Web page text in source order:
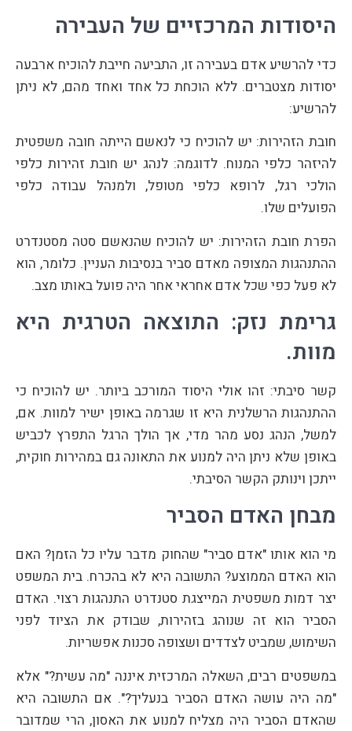
היסודות המרכזיים של העבירה
כדי להרשיע אדם בעבירה זו, התביעה חייבת להוכיח ארבעה
יסודות מצטברים. ללא הוכחת כל אחד ואחד מהם, לא ניתן
להרשיע:
חובת הזהירות: יש להוכיח כי לנאשם הייתה חובה משפטית
להיזהר כלפי המנוח. לדוגמה: לנהג יש חובת זהירות כלפי
הולכי רגל, לרופא כלפי מטופל, ולמנהל עבודה כלפי
הפועלים שלו.
הפרת חובת הזהירות: יש להוכיח שהנאשם סטה מסטנדרט
ההתנהגות המצופה מאדם סביר בנסיבות העניין. כלומר, הוא
לא פעל כפי שכל אדם אחראי אחר היה פועל באותו מצב.
גרימת נזק: התוצאה הטרגית היא
מוות.
קשר סיבתי: זהו אולי היסוד המורכב ביותר. יש להוכיח כי
ההתנהגות הרשלנית היא זו שגרמה באופן ישיר למוות. אם,
למשל, הנהג נסע מהר מדי, אך הולך הרגל התפרץ לכביש
באופן שלא ניתן היה למנוע את התאונה גם במהירות חוקית,
ייתכן וינותק הקשר הסיבתי.
מבחן האדם הסביר
מי הוא אותו "אדם סביר" שהחוק מדבר עליו כל הזמן? האם
הוא האדם הממוצע? התשובה היא לא בהכרח. בית המשפט
יצר דמות משפטית המייצגת סטנדרט התנהגות רצוי. האדם
הסביר הוא זה שנוהג בזהירות, שבודק את הציוד לפני
השימוש, שמביט לצדדים ושצופה סכנות אפשריות.
במשפטים רבים, השאלה המרכזית איננה "מה עשית?" אלא
"מה היה עושה האדם הסביר בנעליך?". אם התשובה היא
שהאדם הסביר היה מצליח למנוע את האסון, הרי שמדובר